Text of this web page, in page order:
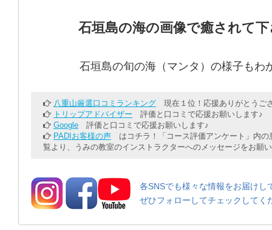
石垣島の海の画像で癒されて
石垣島の旬の海（マンタ）の様子もわ
八重山厳選口コミランキング 現在１位！応援ありがとうご
トリップアドバイザー 評価と口コミで応援お願いします♪
Google 評価と口コミで応援お願いします♪
PADIお客様の声 はコチラ！「コース評価アンケート」内の
覧より、うみの教室のインストラクターへのメッセージをお願
各SNSでも様々な情報をお届けし
ぜひフォローしてチェックしてく